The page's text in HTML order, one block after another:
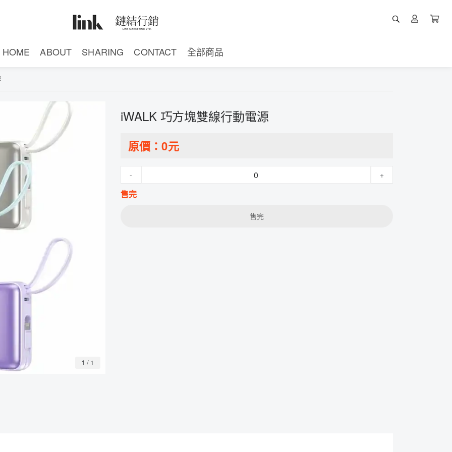
HOME ABOUT SHARING CONTACT 全部商品
1 / 1
iWALK 巧方塊雙線行動電源
原價：0元
- +
售完
售完